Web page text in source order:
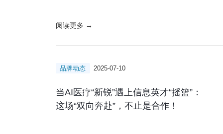
阅读更多 →
品牌动态 2025-07-10
当AI医疗“新锐”遇上信息英才“摇篮”：
这场“双向奔赴”，不止是合作！